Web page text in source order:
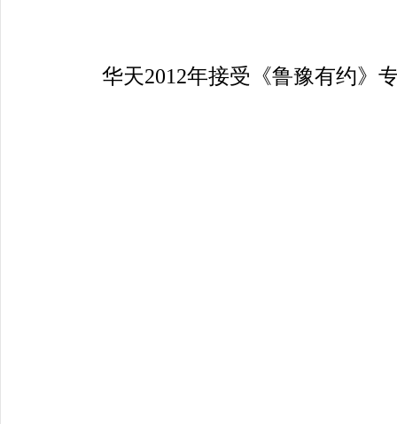
华天2012年接受《鲁豫有约》